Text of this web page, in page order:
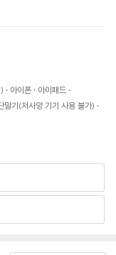
아이폰
아이패드
말기(저사양 기기 사용 불가)